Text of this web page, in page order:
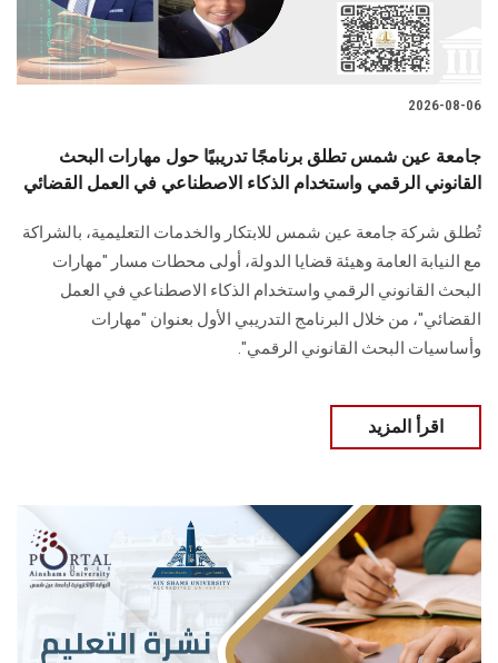
2026-08-06
جامعة عين شمس تطلق برنامجًا تدريبيًا حول مهارات البحث
القانوني الرقمي واستخدام الذكاء الاصطناعي في العمل القضائي
تُطلق شركة جامعة عين شمس للابتكار والخدمات التعليمية، بالشراكة
مع النيابة العامة وهيئة قضايا الدولة، أولى محطات مسار "مهارات
البحث القانوني الرقمي واستخدام الذكاء الاصطناعي في العمل
القضائي"، من خلال البرنامج التدريبي الأول بعنوان "مهارات
وأساسيات البحث القانوني الرقمي".
اقرأ المزيد